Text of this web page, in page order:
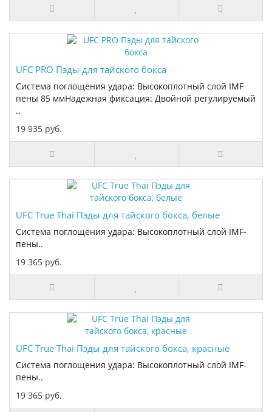
UFC PRO Пэды для тайского бокса
Система поглощения удара: Высокоплотный слой IMF
пены 85 ммНадежная фиксация: Двойной регулируемый
..
19 935 руб.
UFC True Thai Пэды для тайского бокса, белые
Система поглощения удара: Высокоплотный слой IMF-
пены..
19 365 руб.
UFC True Thai Пэды для тайского бокса, красные
Система поглощения удара: Высокоплотный слой IMF-
пены..
19 365 руб.